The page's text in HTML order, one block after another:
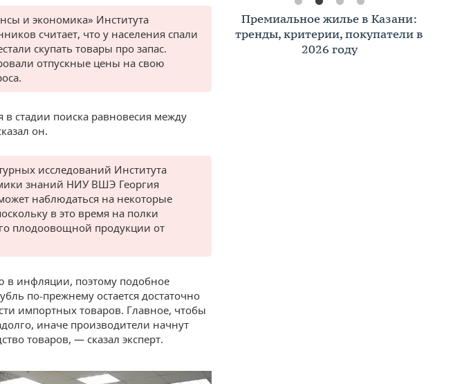
и экономика» Института
считает, что у населения спали
скупать товары про запас.
отпускные цены на свою
стадии поиска равновесия между
он.
исследований Института
знаний НИУ ВШЭ Георгия
наблюдаться на некоторые
в это время на полки
плодоовощной продукции от
инфляции, поэтому подобное
по-прежнему остается достаточно
импортных товаров. Главное, чтобы
иначе производители начнут
товаров, — сказал эксперт.
Премиальное жилье в Казани:
тренды, критерии, покупатели в
2026 году